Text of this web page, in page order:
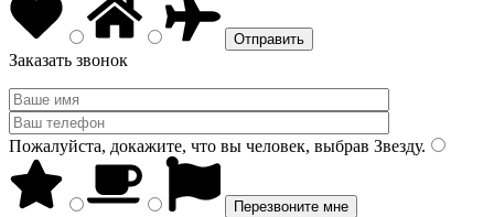
Заказать звонок
Пожалуйста, докажите, что вы человек, выбрав Звезду.